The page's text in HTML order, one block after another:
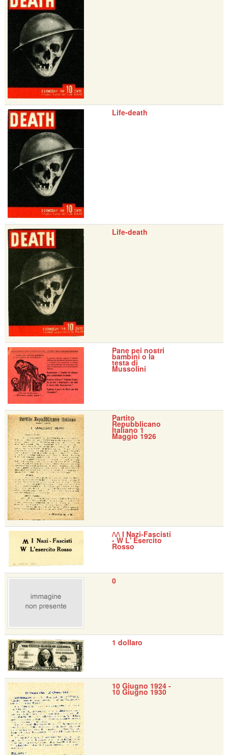
Life-death
Life-death
Pane pei nostri
bambini o la
testa di
Mussolini
Partito
Repubblicano
Italiano 1
Maggio 1926
/\/\ I Nazi-Fascisti
- W L' Esercito
Rosso
0
1 dollaro
10 Giugno 1924 -
10 Giugno 1930